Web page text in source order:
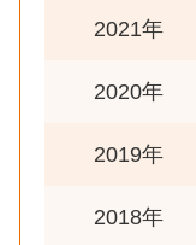
2021年
2020年
2019年
2018年